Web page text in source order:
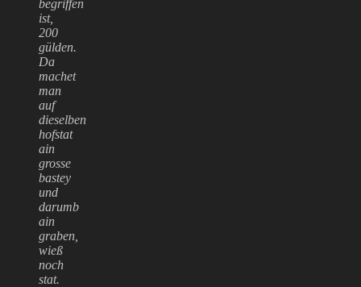
begriffen
ist,
200
gülden.
Da
machet
man
auf
dieselben
hofstat
ain
grosse
bastey
und
darumb
ain
graben,
wieß
noch
stat.